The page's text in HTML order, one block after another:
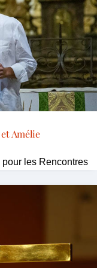
Amélie
les Rencontres